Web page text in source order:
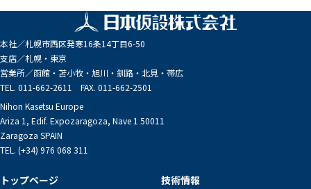
本社／札幌市西区発寒16条14丁目6-50
支店／札幌・東京
営業所／函館・苫小牧・旭川・釧路・北見・帯広
TEL. 011-662-2611 FAX. 011-662-2501
Nihon Kasetsu Europe
Ariza 1, Edif. Expozaragoza, Nave 1 50011
Zaragoza SPAIN
TEL. (+34) 976 068 311
トップページ
技術情報